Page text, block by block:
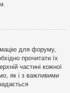
для форуму,
прочитати їх
частині кожної
як і з важливими